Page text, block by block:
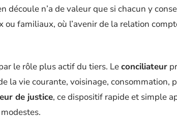
découle n’a de valeur que si chacun y
ou familiaux, où l’avenir de la relation
le rôle plus actif du tiers. Leconciliateur
la vie courante, voisinage, consommation,
de justice, ce dispositif rapide et simple